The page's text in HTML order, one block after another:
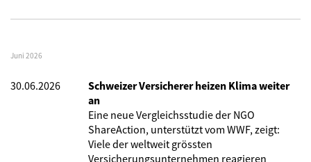
Juni 2026
30.06.2026
Schweizer Versicherer heizen Klima weiter
an
Eine neue Vergleichsstudie der NGO
ShareAction, unterstützt vom WWF, zeigt:
Viele der weltweit grössten
Versicherungsunternehmen reagieren